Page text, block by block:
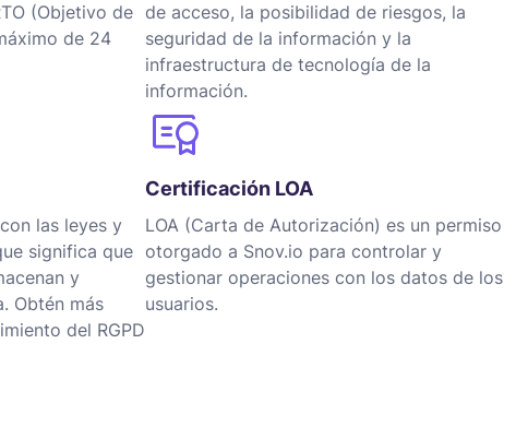
(Objetivo de
de 24
de acceso, la posibilidad de riesgos, la
seguridad de la información y la
infraestructura de tecnología de la
información.
las leyes y
significa que
y
Obtén más
del RGPD
Certificación LOA
LOA (Carta de Autorización) es un permiso
otorgado a Snov.io para controlar y
gestionar operaciones con los datos de los
usuarios.